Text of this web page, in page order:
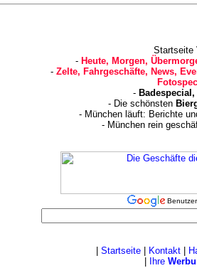
Startseite
- Heute, Morgen,
- Zelte, Fahrgeschäfte, News,
-
- Die schönsten
- München läuft: Berichte
- München rein
Startseite| Kontakt|
Ihre